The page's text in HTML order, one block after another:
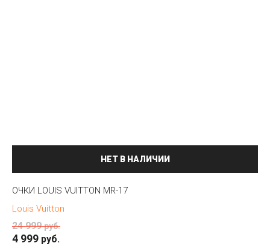
НЕТ В НАЛИЧИИ
ОЧКИ LOUIS VUITTON MR-17
Louis Vuitton
24 999 руб.
4 999 руб.